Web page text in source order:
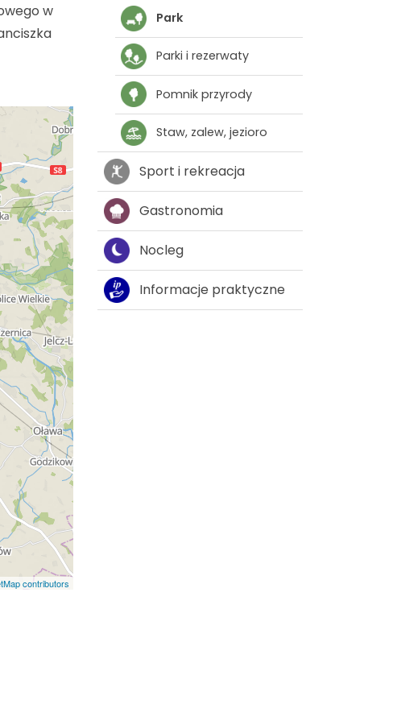
w
contributors
Park
Parki i rezerwaty
Pomnik przyrody
Staw, zalew, jezioro
Sport i rekreacja
Gastronomia
Nocleg
Informacje praktyczne